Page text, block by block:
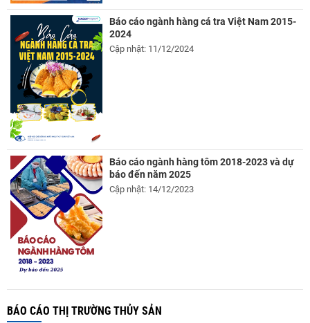
Báo cáo ngành hàng cá tra Việt Nam 2015-
2024
Cập nhật: 11/12/2024
Báo cáo ngành hàng tôm 2018-2023 và dự
báo đến năm 2025
Cập nhật: 14/12/2023
BÁO CÁO THỊ TRƯỜNG THỦY SẢN